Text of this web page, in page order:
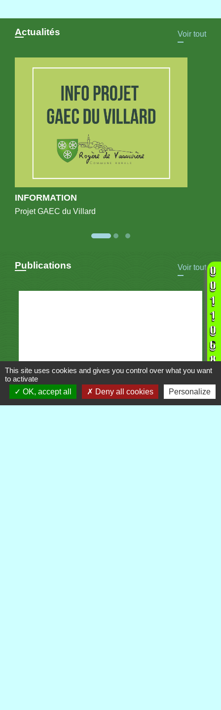
Actualités Voir tout
INFORMATION
Projet GAEC du Villard
Publications Voir tout
This site uses cookies and gives you control over what you want
to activate
OK, accept all
Deny all cookies Personalize